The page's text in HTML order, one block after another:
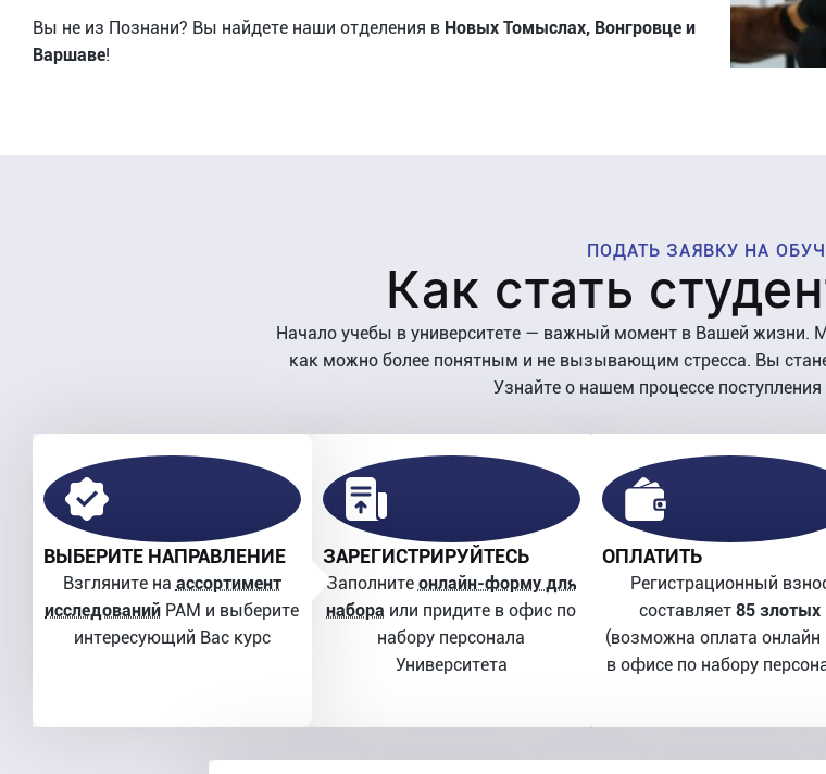
Вы не из Познани? Вы найдете наши отделения в Новых Томыслах, Вонгровце и
Варшаве!
ПОДАТЬ ЗАЯВКУ НА
Как стать
Начало учебы в университете — важный момент в Вашей жизни.
как можно более понятным и не вызывающим стресса. Вы
Узнайте о нашем процессе поступления
ВЫБЕРИТЕ НАПРАВЛЕНИЕ
Взгляните на ассортимент
исследований PAM и выберите
интересующий Вас курс
ЗАРЕГИСТРИРУЙТЕСЬ
Заполните онлайн-форму для
набора или придите в офис по
набору персонала
Университета
ОПЛАТИТЬ
Регистрационный
составляет85 злотых
(возможна оплата онлайн
в офисе по набору